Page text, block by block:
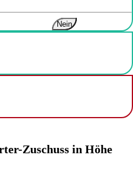
Nein
Zuschuss in Höhe